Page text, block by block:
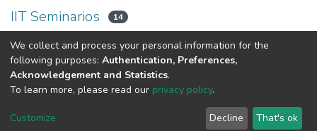
IIT Seminarios 14
IIT Seminarios
Av. Plutarco Elías Calles #1210 Fovissste Chamizal Ciudad Juárez,
Chih., Méx. C.P. 32310 Tel.+52(656)688 2100 al 09
UACJ
We collect and process your personal information for the
following purposes: Authentication, Preferences,
Acknowledgement and Statistics.
To learn more, please read our privacy policy.
Customize Decline That's ok